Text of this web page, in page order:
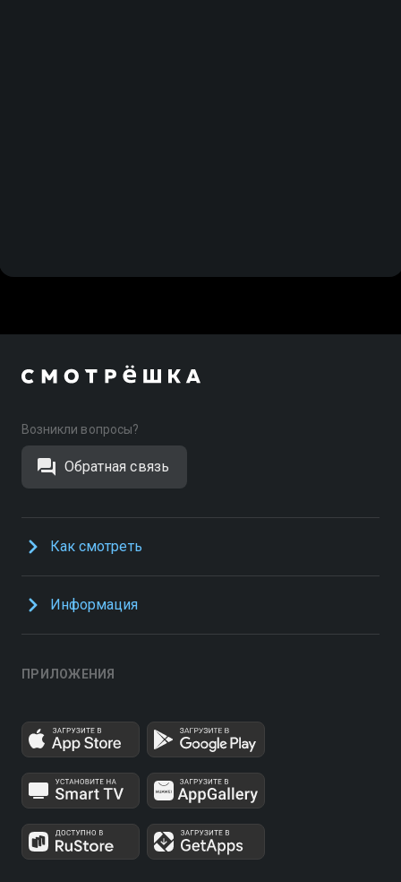
Возникли вопросы?
Обратная связь
Как смотреть
Информация
ПРИЛОЖЕНИЯ